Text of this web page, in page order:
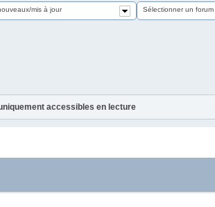
Sélectionner un forum
mis à jour
accessibles en lecture